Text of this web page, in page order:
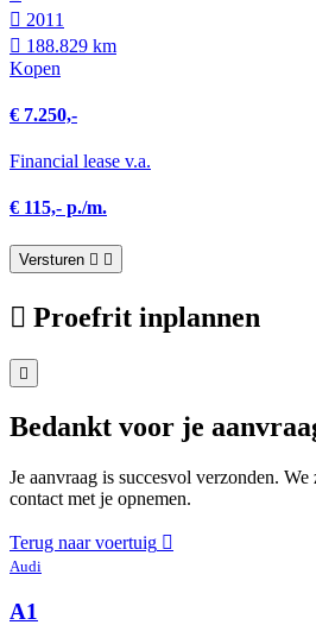
2011
188.829 km
Kopen
€ 7.250,-
Financial lease v.a.
€ 115,- p./m.
Versturen
Proefrit inplannen
Bedankt voor je
Je aanvraag is succesvol verzonden.
contact met je opnemen.
Terug naar voertuig
Audi
A1